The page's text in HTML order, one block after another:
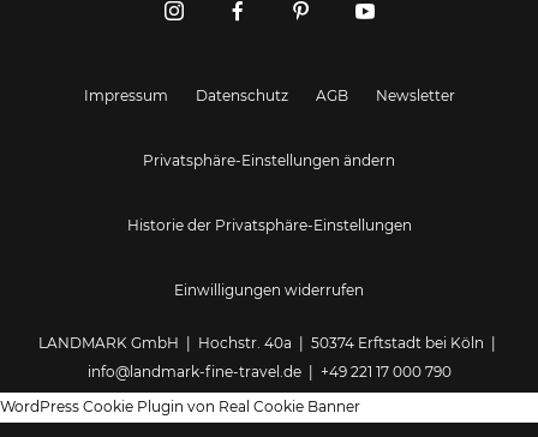
Impressum Datenschutz AGB Newsletter
Privatsphäre-Einstellungen ändern
Historie der Privatsphäre-Einstellungen
Einwilligungen widerrufen
LANDMARK GmbH | Hochstr. 40a | 50374 Erftstadt bei Köln |
info@landmark-fine-travel.de| +49 221 17 000 790
WordPress Cookie Plugin von Real Cookie Banner